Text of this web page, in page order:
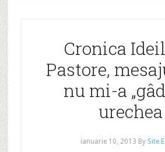
Cronica
Pastore,
nu mi-a
urechea
ianuarie 10, 2013 By Site